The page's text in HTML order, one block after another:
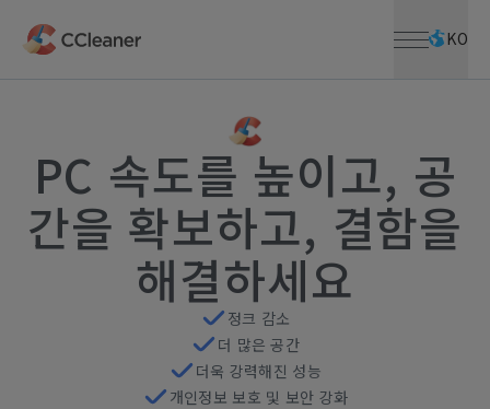
KO
PC 속도를 높이고, 공
간을 확보하고, 결함을
해결하세요
정크 감소
더 많은 공간
더욱 강력해진 성능
개인정보 보호 및 보안 강화